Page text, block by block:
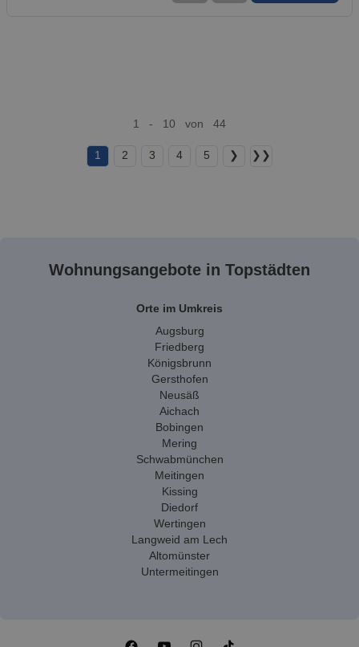
1 - 10 von 44
1 2 3 4 5 ❯ ❯❯
Wohnungsangebote in Topstädten
Orte im Umkreis
Augsburg
Friedberg
Königsbrunn
Gersthofen
Neusäß
Aichach
Bobingen
Mering
Schwabmünchen
Meitingen
Kissing
Diedorf
Wertingen
Langweid am Lech
Altomünster
Untermeitingen